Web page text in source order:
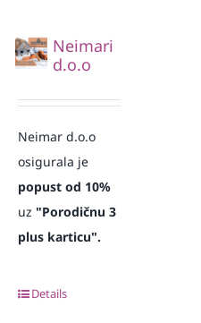
Neimari
d.o.o
Neimar d.o.o
osigurala je
popust od 10%
uz"Porodičnu 3
plus karticu".
Details